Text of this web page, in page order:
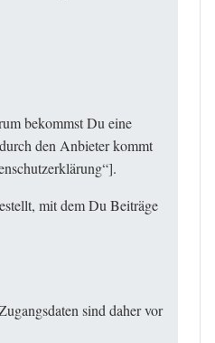
bekommst Du eine
den Anbieter kommt
“].
mit dem Du Beiträge
sind daher vor